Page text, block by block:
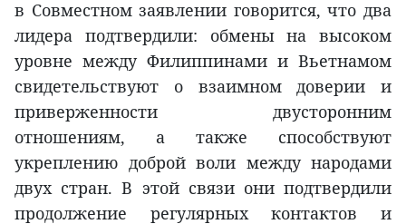
в Совместном заявлении говорится, что два
лидера подтвердили: обмены на высоком
уровне между Филиппинами и Вьетнамом
свидетельствуют о взаимном доверии и
приверженности двусторонним
отношениям, а также способствуют
укреплению доброй воли между народами
двух стран. В этой связи они подтвердили
продолжение регулярных контактов и